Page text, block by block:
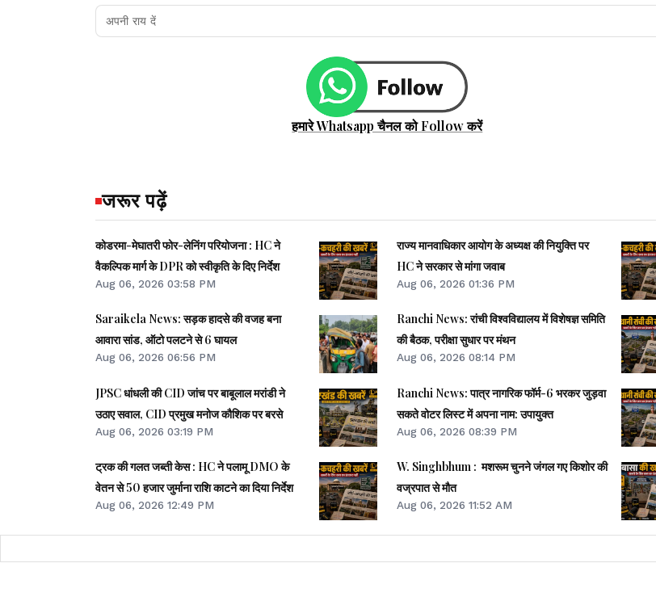
हमारे Whatsapp चैनल को Follow करें
जरूर पढ़ें
कोडरमा-मेघातरी फोर-लेनिंग परियोजना : HC ने
वैकल्पिक मार्ग के DPR को स्वीकृति के दिए निर्देश
Aug 06, 2026 03:58 PM
Saraikela News: सड़क हादसे की वजह बना
आवारा सांड, ऑटो पलटने से 6 घायल
Aug 06, 2026 06:56 PM
JPSC धांधली की CID जांच पर बाबूलाल मरांडी ने
उठाए सवाल, CID प्रमुख मनोज कौशिक पर बरसे
Aug 06, 2026 03:19 PM
ट्रक की गलत जब्ती केस : HC ने पलामू DMO के
वेतन से 50 हजार जुर्माना राशि काटने का दिया निर्देश
Aug 06, 2026 12:49 PM
राज्य मानवाधिकार आयोग के अध्यक्ष की नियुक्ति पर
HC ने सरकार से मांगा जवाब
Aug 06, 2026 01:36 PM
Ranchi News: रांची विश्वविद्यालय में विशेषज्ञ समिति
की बैठक, परीक्षा सुधार पर मंथन
Aug 06, 2026 08:14 PM
Ranchi News: पात्र नागरिक फॉर्म-6 भरकर जुड़वा
सकते वोटर लिस्ट में अपना नाम: उपायुक्त
Aug 06, 2026 08:39 PM
W. Singhbhum : मशरूम चुनने जंगल गए किशोर की
वज्रपात से मौत
Aug 06, 2026 11:52 AM